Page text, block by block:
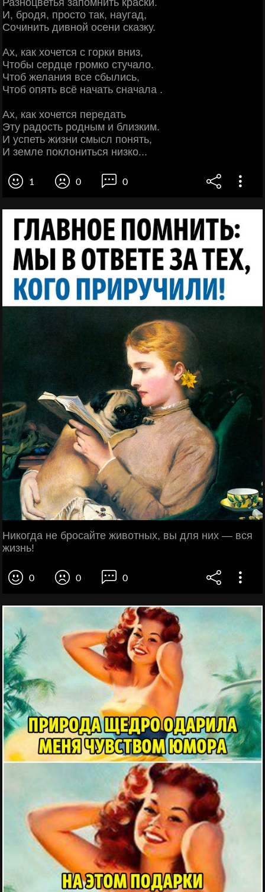
И, бродя, просто так, наугад,
Сочинить дивной осени сказку.
Ах, как хочется с горки вниз,
Чтобы сердце громко стучало.
Чтоб желания все сбылись,
Чтоб опять всё начать сначала .
Ах, как хочется передать
Эту радость родным и близким.
И успеть жизни смысл понять,
И земле поклониться низко...
1 0 0
Никогда не бросайте животных, вы для них — вся
жизнь!
0 0 0